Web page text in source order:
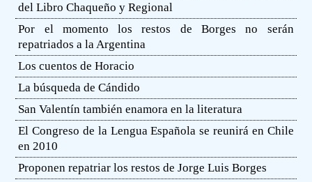
del Libro Chaqueño y Regional
Por el momento los restos de Borges no serán
repatriados a la Argentina
Los cuentos de Horacio
La búsqueda de Cándido
San Valentín también enamora en la literatura
El Congreso de la Lengua Española se reunirá en Chile
en 2010
Proponen repatriar los restos de Jorge Luis Borges